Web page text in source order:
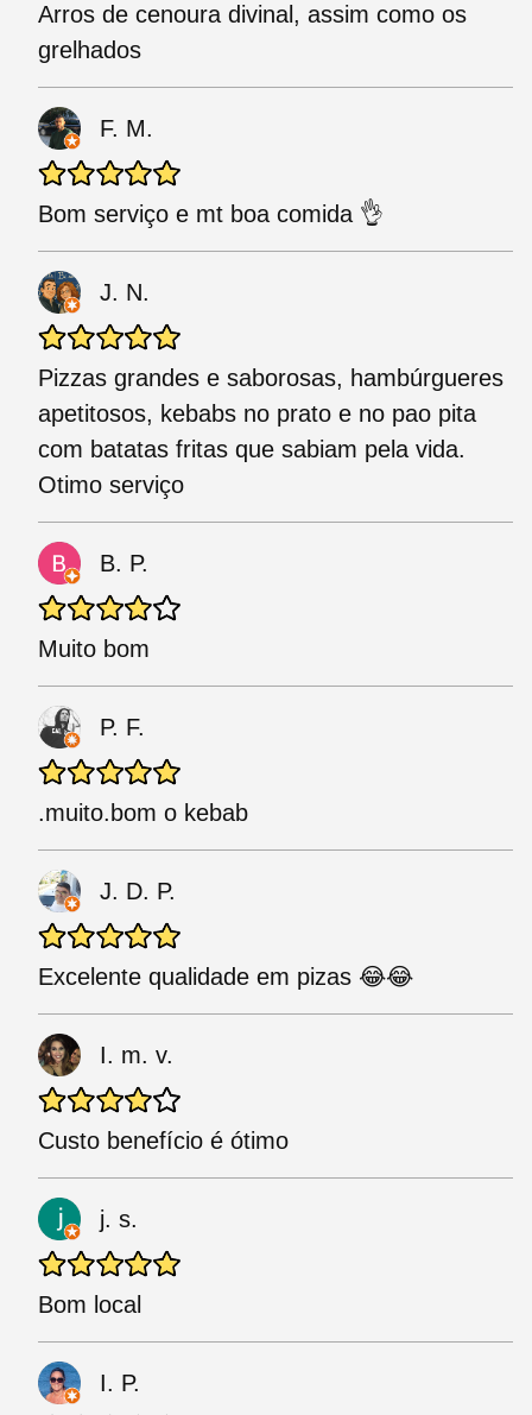
Arros de cenoura divinal, assim como os
grelhados
F. M.
Bom serviço e mt boa comida 👌
J. N.
Pizzas grandes e saborosas, hambúrgueres
apetitosos, kebabs no prato e no pao pita
com batatas fritas que sabiam pela vida.
Otimo serviço
B. P.
Muito bom
P. F.
.muito.bom o kebab
J. D. P.
Excelente qualidade em pizas 😂😂
I. m. v.
Custo benefício é ótimo
j. s.
Bom local
I. P.